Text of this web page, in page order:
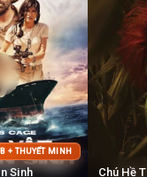
+ THUYẾT MINH
Sinh